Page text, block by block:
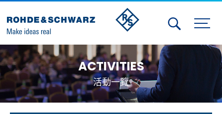
Activities
Contact Us
Member
ACTIVITIES
活動一覽